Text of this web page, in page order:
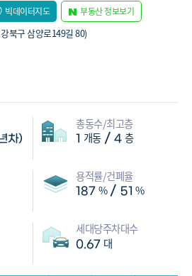
빅데이터지도 부동산 정보보기
북구 삼양로149길 80)
차)
총동수/최고층
1 개동 / 4 층
용적률/건폐율
187 % / 51 %
세대당주차대수
0.67 대